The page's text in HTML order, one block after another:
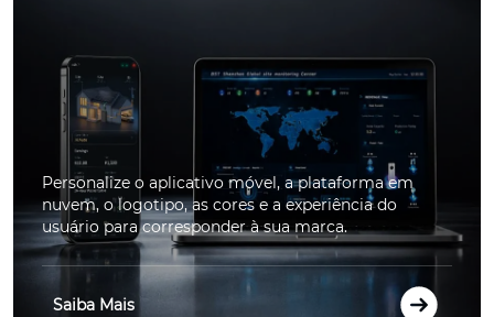
Personalize o aplicativo móvel, a plataforma em
nuvem, o logotipo, as cores e a experiência do
usuário para corresponder à sua marca.
Saiba Mais